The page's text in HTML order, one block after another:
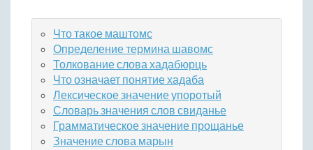
Что такое маштомс
Определение термина шавомс
Толкование слова хадабюрць
Что означает понятие хадаба
Лексическое значение упоротый
Словарь значения слов свиданье
Грамматическое значение прощанье
Значение слова марын